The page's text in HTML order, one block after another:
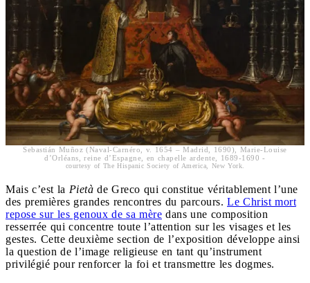
Sebastián Muñoz (Naval-Carnéro, v. 1654 – Madrid, 1690), Marie-Louise
d’Orléans, reine d’Espagne, en chapelle ardente, 1689-1690 -
courtesy of The Hispanic Society of America, New York.
Mais c’est la Pietà de Greco qui constitue véritablement l’une
des premières grandes rencontres du parcours. Le Christ mort
repose sur les genoux de sa mère dans une composition
resserrée qui concentre toute l’attention sur les visages et les
gestes. Cette deuxième section de l’exposition développe ainsi
la question de l’image religieuse en tant qu’instrument
privilégié pour renforcer la foi et transmettre les dogmes.